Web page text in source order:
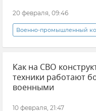
20 февраля, 09:46
Военно-промышленный
Вооруженные силы
Ростех Новости
Как на СВО
техники работают
военными
10 февраля, 21:47